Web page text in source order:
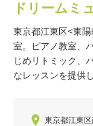
ドリームミ
東京都江東区<東
室。ピアノ教室、
じめリトミック、
なレッスンを提供
東京都江東